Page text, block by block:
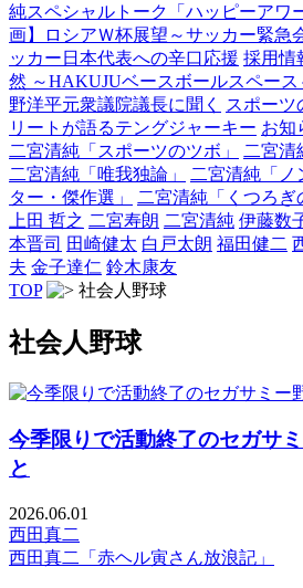
純スペシャルトーク「ハッピーアワ
画】ロシアＷ杯展望～サッカー緊急
ッカー日本代表への辛口応援 採用情
然 ～HAKUJUベースボールスペース
野洋平元衆議院議長に聞く
スポーツ
リートが語るテングジャーキー お知
二宮清純「スポーツのツボ」
二宮清
二宮清純「唯我独論」
二宮清純「ノ
ター・傑作選」
二宮清純「くつろぎ
上田 哲之 二宮寿朗 二宮清純 伊藤数
本晋司 田崎健太 白戸太朗 福田健二
夫 金子達仁 鈴木康友
TOP
社会人野球
社会人野球
今季限りで活動終了のセガサ
と
2026.06.01
西田真二
西田真二「赤ヘル寅さん放浪記」